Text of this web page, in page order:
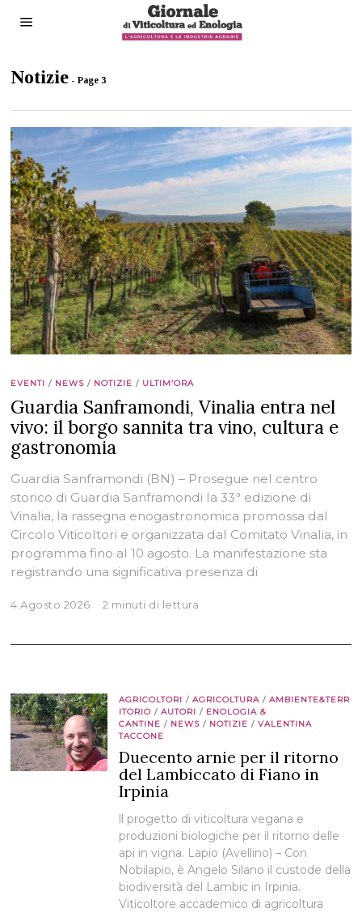
Notizie - Page 3
EVENTI / NEWS / NOTIZIE / ULTIM’ORA
Guardia Sanframondi, Vinalia entra nel
vivo: il borgo sannita tra vino, cultura e
gastronomia
Guardia Sanframondi (BN) – Prosegue nel centro
storico di Guardia Sanframondi la 33ª edizione di
Vinalia, la rassegna enogastronomica promossa dal
Circolo Viticoltori e organizzata dal Comitato Vinalia, in
programma fino al 10 agosto. La manifestazione sta
registrando una significativa presenza di
4 Agosto 2026 2 minuti di lettura
AGRICOLTORI / AGRICOLTURA / AMBIENTE&TERR
ITORIO / AUTORI / ENOLOGIA &
CANTINE / NEWS / NOTIZIE / VALENTINA
TACCONE
Duecento arnie per il ritorno
del Lambiccato di Fiano in
Irpinia
ll progetto di viticoltura vegana e
produzioni biologiche per il ritorno delle
api in vigna. Lapio (Avellino) – Con
Nobilapio, è Angelo Silano il custode della
biodiversità del Lambic in Irpinia.
Viticoltore accademico di agricoltura